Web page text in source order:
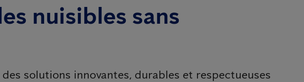
nuisibles sans
solutions innovantes, durables et respectueuses